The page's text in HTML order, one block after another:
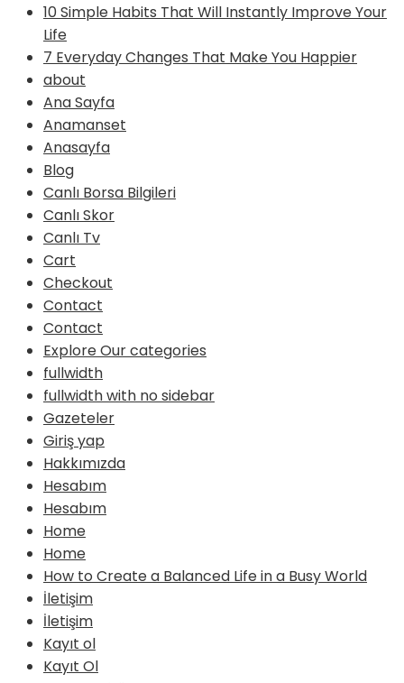
10 Simple Habits That Will Instantly Improve Your
Life
7 Everyday Changes That Make You Happier
about
Ana Sayfa
Anamanset
Anasayfa
Blog
Canlı Borsa Bilgileri
Canlı Skor
Canlı Tv
Cart
Checkout
Contact
Contact
Explore Our categories
fullwidth
fullwidth with no sidebar
Gazeteler
Giriş yap
Hakkımızda
Hesabım
Hesabım
Home
Home
How to Create a Balanced Life in a Busy World
İletişim
İletişim
Kayıt ol
Kayıt Ol